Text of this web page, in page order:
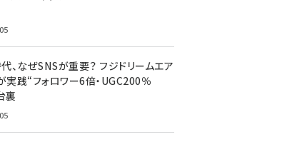
、なぜSNSが重要？ フジドリームエア
実践“フォロワー6倍・UGC200％
裏